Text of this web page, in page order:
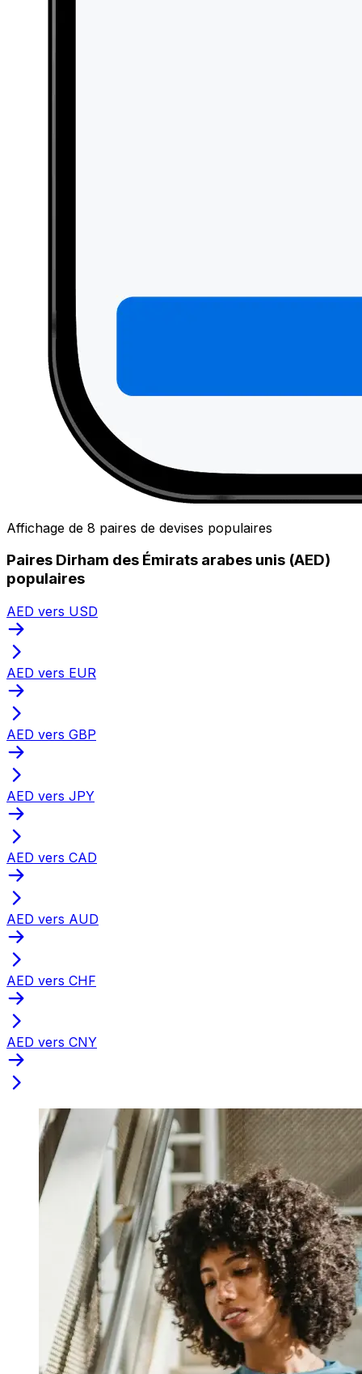
Affichage de 8 paires de devises populaires
Paires Dirham des Émirats arabes unis (AED)
populaires
AED vers USD
AED vers EUR
AED vers GBP
AED vers JPY
AED vers CAD
AED vers AUD
AED vers CHF
AED vers CNY